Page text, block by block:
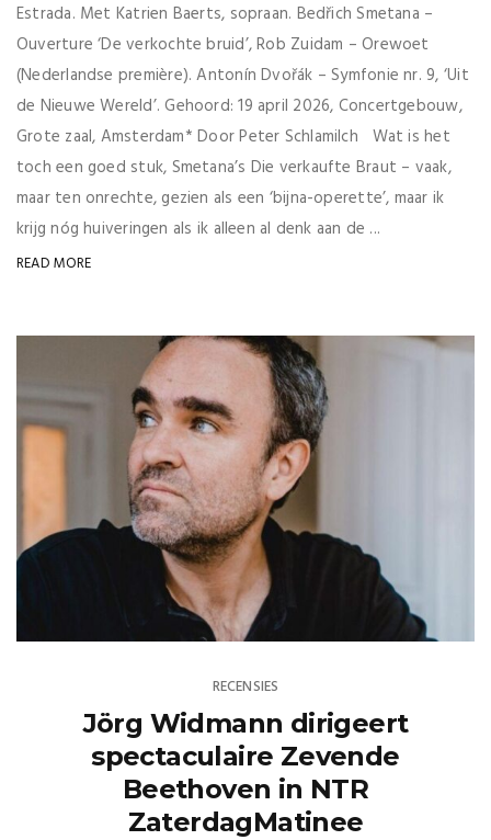
Estrada. Met Katrien Baerts, sopraan. Bedřich Smetana –
Ouverture ‘De verkochte bruid’, Rob Zuidam – Orewoet
(Nederlandse première). Antonín Dvořák – Symfonie nr. 9, ‘Uit
de Nieuwe Wereld’. Gehoord: 19 april 2026, Concertgebouw,
Grote zaal, Amsterdam* Door Peter Schlamilch Wat is het
toch een goed stuk, Smetana’s Die verkaufte Braut – vaak,
maar ten onrechte, gezien als een ‘bijna-operette’, maar ik
krijg nóg huiveringen als ik alleen al denk aan de ...
READ MORE
RECENSIES
Jörg Widmann dirigeert
spectaculaire Zevende
Beethoven in NTR
ZaterdagMatinee